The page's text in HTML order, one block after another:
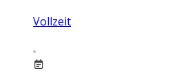
Vollzeit